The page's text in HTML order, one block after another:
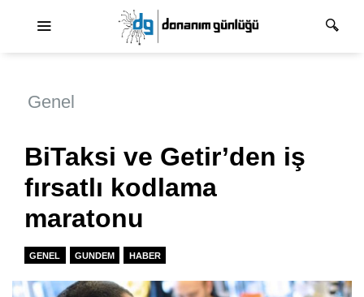
Genel
BiTaksi ve Getir’den iş
fırsatlı kodlama
maratonu
GENEL GUNDEM HABER